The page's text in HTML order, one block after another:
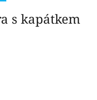
s kapátkem